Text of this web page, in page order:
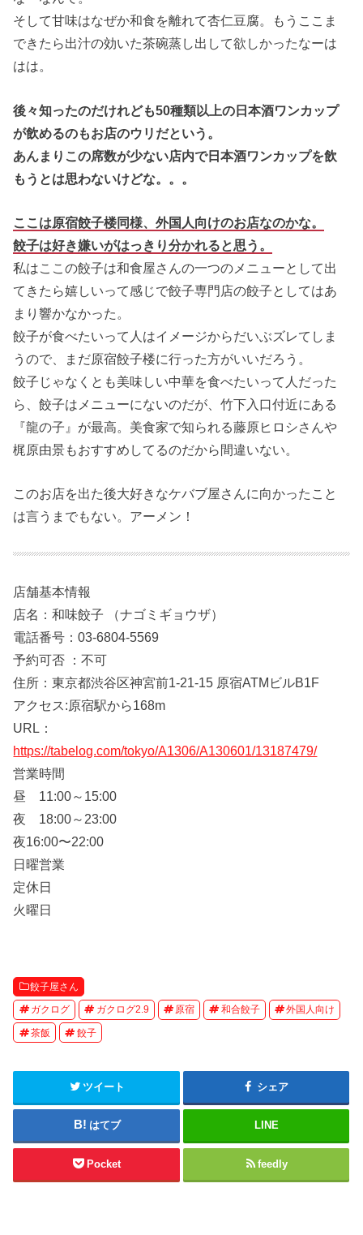
そして甘味はなぜか和食を離れて杏仁豆腐。もうここま
できたら出汁の効いた茶碗蒸し出して欲しかったなーは
はは。
後々知ったのだけれども50種類以上の日本酒ワンカップ
が飲めるのもお店のウリだという。
あんまりこの席数が少ない店内で日本酒ワンカップを飲
もうとは思わないけどな。。。
ここは原宿餃子楼同様、外国人向けのお店なのかな。
餃子は好き嫌いがはっきり分かれると思う。
私はここの餃子は和食屋さんの一つのメニューとして出
てきたら嬉しいって感じで餃子専門店の餃子としてはあ
まり響かなかった。
餃子が食べたいって人はイメージからだいぶズレてしま
うので、まだ原宿餃子楼に行った方がいいだろう。
餃子じゃなくとも美味しい中華を食べたいって人だった
ら、餃子はメニューにないのだが、竹下入口付近にある
『龍の子』が最高。美食家で知られる藤原ヒロシさんや
梶原由景もおすすめしてるのだから間違いない。
このお店を出た後大好きなケバブ屋さんに向かったこと
は言うまでもない。アーメン！
店舗基本情報
店名：和味餃子 （ナゴミギョウザ）
電話番号：03-6804-5569
予約可否 ：不可
住所：東京都渋谷区神宮前1-21-15 原宿ATMビルB1F
アクセス:原宿駅から168m
URL：
https://tabelog.com/tokyo/A1306/A130601/13187479/
営業時間
昼 11:00～15:00
夜 18:00～23:00
夜16:00〜22:00
日曜営業
定休日
火曜日
餃子屋さん
ガクログ ガクログ2.9 原宿 和合餃子 外国人向け
茶飯 餃子
ツイート シェア
はてブ LINE
Pocket feedly